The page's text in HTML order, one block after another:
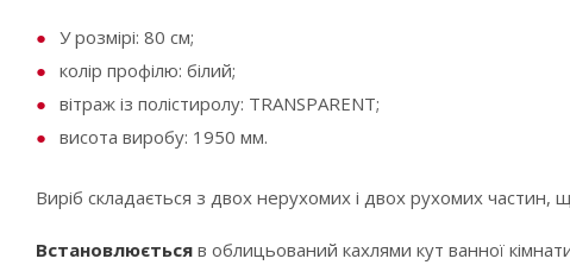
У розмірі: 80 см;
колір профілю: білий;
вітраж із полістиролу: TRANSPARENT;
висота виробу: 1950 мм.
Виріб складається з двох нерухомих і двох рухомих частин,
Встановлюється в облицьований кахлями кут ванної